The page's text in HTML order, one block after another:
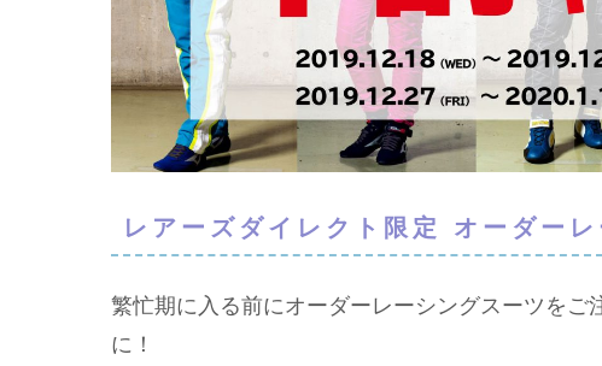
レアーズダイレクト限定 オーダー
繁忙期に入る前にオーダーレーシングスーツを
に！